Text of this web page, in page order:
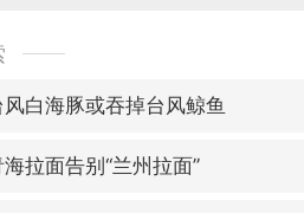
风白海豚或吞掉台风鲸鱼
拉面告别“兰州拉面”